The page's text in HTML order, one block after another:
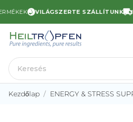
VILÁGSZERTE SZÁLLÍTUNK
Kezdőlap ENERGY & STRESS